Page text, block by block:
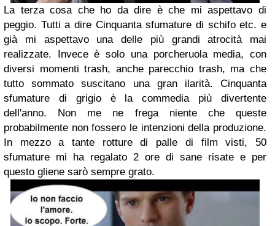
La terza cosa che ho da dire è che mi aspettavo di
peggio. Tutti a dire Cinquanta sfumature di schifo etc. e
già mi aspettavo una delle più grandi atrocità mai
realizzate. Invece è solo una porcheruola media, con
diversi momenti trash, anche parecchio trash, ma che
tutto sommato suscitano una gran ilarità. Cinquanta
sfumature di grigio è la commedia più divertente
dell'anno. Non me ne frega niente che queste
probabilmente non fossero le intenzioni della produzione.
In mezzo a tante rotture di palle di film visti, 50
sfumature mi ha regalato 2 ore di sane risate e per
questo gliene sarò sempre grato.